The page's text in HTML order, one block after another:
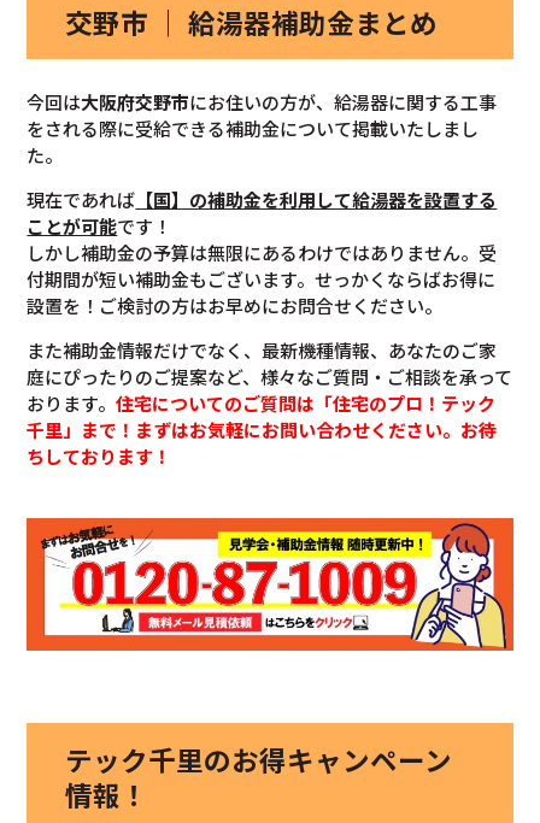
交野市 ｜ 給湯器補助金まとめ
今回は大阪府交野市にお住いの方が、給湯器に関する工事
をされる際に受給できる補助金について掲載いたしまし
た。
現在であれば 【国】の補助金を利用して給湯器を設置する
ことが可能です！
しかし補助金の予算は無限にあるわけではありません。受
付期間が短い補助金もございます。せっかくならばお得に
設置を！ご検討の方はお早めにお問合せください。
また補助金情報だけでなく、最新機種情報、あなたのご家
庭にぴったりのご提案など、様々なご質問・ご相談を承って
おります。住宅についてのご質問は「住宅のプロ！テック
千里」まで！まずはお気軽にお問い合わせください。お待
ちしております！
テック千里のお得キャンペーン
情報！